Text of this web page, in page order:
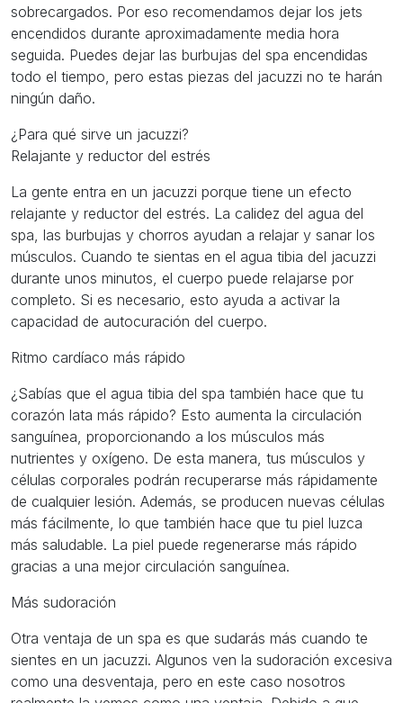
sobrecargados. Por eso recomendamos dejar los jets
encendidos durante aproximadamente media hora
seguida. Puedes dejar las burbujas del spa encendidas
todo el tiempo, pero estas piezas del jacuzzi no te harán
ningún daño.
¿Para qué sirve un jacuzzi?
Relajante y reductor del estrés
La gente entra en un jacuzzi porque tiene un efecto
relajante y reductor del estrés. La calidez del agua del
spa, las burbujas y chorros ayudan a relajar y sanar los
músculos. Cuando te sientas en el agua tibia del jacuzzi
durante unos minutos, el cuerpo puede relajarse por
completo. Si es necesario, esto ayuda a activar la
capacidad de autocuración del cuerpo.
Ritmo cardíaco más rápido
¿Sabías que el agua tibia del spa también hace que tu
corazón lata más rápido? Esto aumenta la circulación
sanguínea, proporcionando a los músculos más
nutrientes y oxígeno. De esta manera, tus músculos y
células corporales podrán recuperarse más rápidamente
de cualquier lesión. Además, se producen nuevas células
más fácilmente, lo que también hace que tu piel luzca
más saludable. La piel puede regenerarse más rápido
gracias a una mejor circulación sanguínea.
Más sudoración
Otra ventaja de un spa es que sudarás más cuando te
sientes en un jacuzzi. Algunos ven la sudoración excesiva
como una desventaja, pero en este caso nosotros